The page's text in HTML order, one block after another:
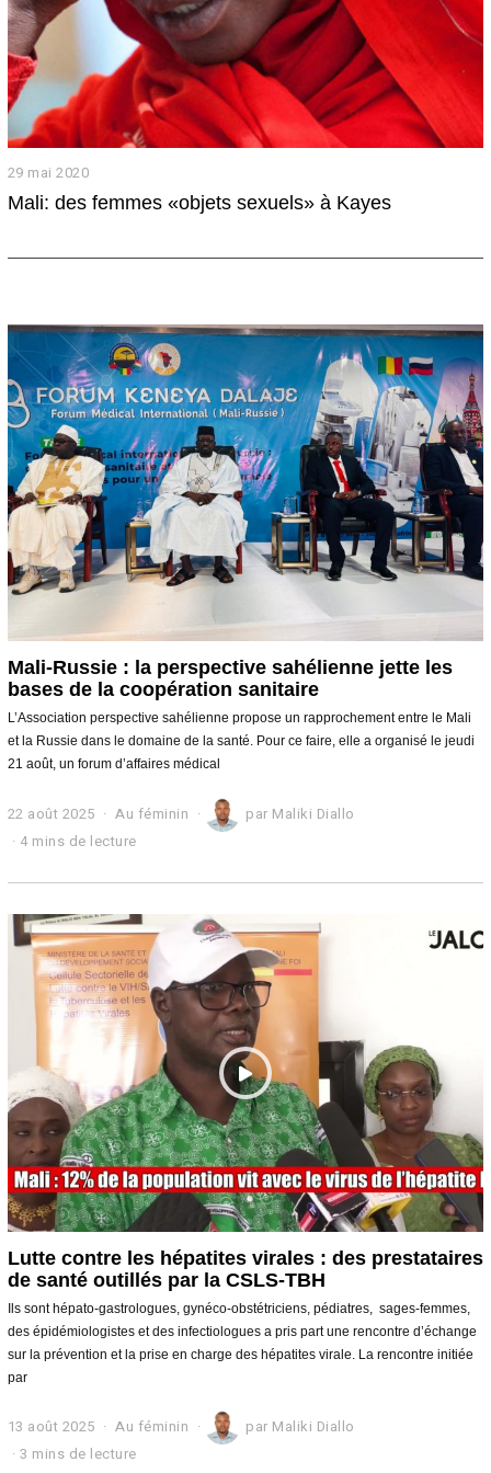
29 mai 2020
0
m
2
1
Mali: des femmes «objets sexuels» à Kayes
Mali-Russie : la perspective sahélienne jette les
bases de la coopération sanitaire
L’Association perspective sahélienne propose un rapprochement entre le Mali
et la Russie dans le domaine de la santé. Pour ce faire, elle a organisé le jeudi
21 août, un forum d’affaires médical
22 août 2025 Au féminin par Maliki Diallo
4 mins de lecture
Lutte contre les hépatites virales : des prestataires
de santé outillés par la CSLS-TBH
Ils sont hépato-gastrologues, gynéco-obstétriciens, pédiatres, sages-femmes,
des épidémiologistes et des infectiologues a pris part une rencontre d’échange
sur la prévention et la prise en charge des hépatites virale. La rencontre initiée
par
13 août 2025
3
a
Au féminin par Maliki Diallo
3 mins de lecture